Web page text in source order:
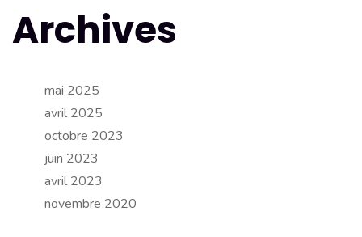
Archives
mai 2025
avril 2025
octobre 2023
juin 2023
avril 2023
novembre 2020